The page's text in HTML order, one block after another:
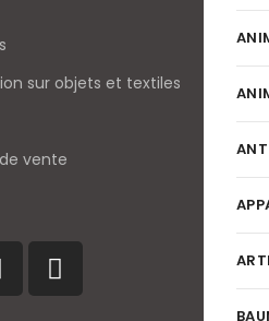
sur objets et textiles
vente